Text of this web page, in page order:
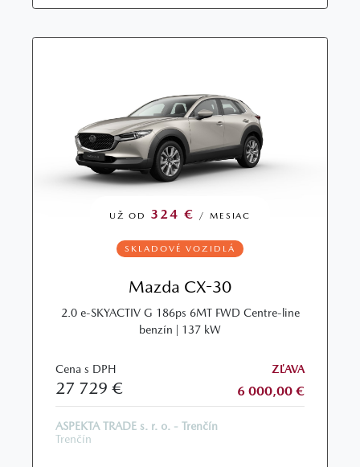
UŽ OD 324 € / MESIAC
SKLADOVÉ VOZIDLÁ
Mazda CX-30
2.0 e‑SKYACTIV G 186ps 6MT FWD Centre-line
benzín | 137 kW
Cena s DPH
27 729 €
ZĽAVA
6 000,00 €
ASPEKTA TRADE s. r. o. - Trenčín
Trenčín